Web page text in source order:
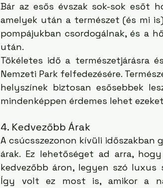
Bár az esős évszak sok-sok esőt
amelyek után a természet (és mi
pompájukban csordogálnak, és a
után.
Tökéletes idő a természetjárásra
Nemzeti Park felfedezésére.
helyszínek biztosan esősebbek
mindenképpen érdemes lehet
4. Kedvezőbb Árak
A csúcsszezonon kívüli időszakban
árak. Ez lehetőséget ad arra,
kedvezőbb áron, legyen szó
Így volt ez most is, amikor a